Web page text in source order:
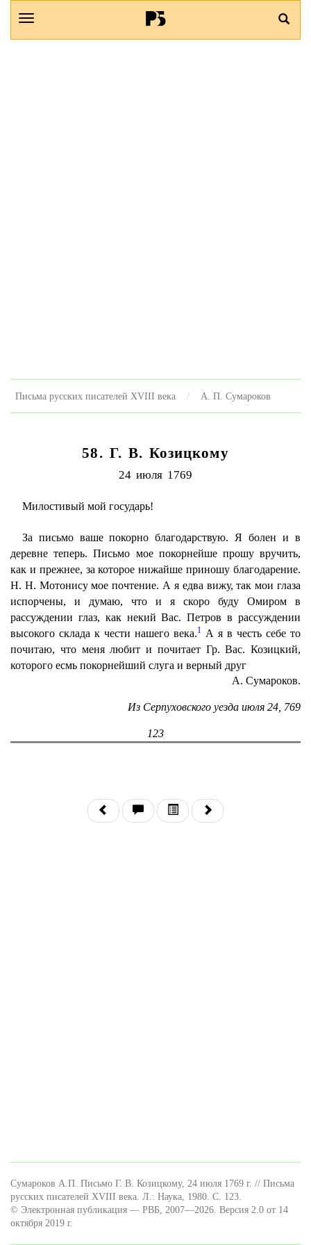
Письма русских писателей XVIII века А. П. Сумароков
58. Г. В. Козицкому
24 июля 1769
Милостивый мой государь!
За письмо ваше покорно благодарствую. Я болен и в
деревне теперь. Письмо мое покорнейше прошу вручить,
как и прежнее, за которое нижайше приношу благодарение.
H. H. Мотонису мое почтение. А я едва вижу, так мои глаза
испорчены, и думаю, что и я скоро буду Омиром в
рассуждении глаз, как некий Вас. Петров в рассуждении
высокого склада к чести нашего века.1 А я в честь себе то
почитаю, что меня любит и почитает Гр. Вас. Козицкий,
которого есмь покорнейший слуга и верный друг
А. Сумароков.
Из Серпуховского уезда июля 24, 769
123
Сумароков А.П. Письмо Г. В. Козицкому, 24 июля 1769 г. // Письма
русских писателей XVIII века. Л.: Наука, 1980. С. 123.
© Электронная публикация — РВБ, 2007—2026. Версия 2.0 от 14
октября 2019 г.